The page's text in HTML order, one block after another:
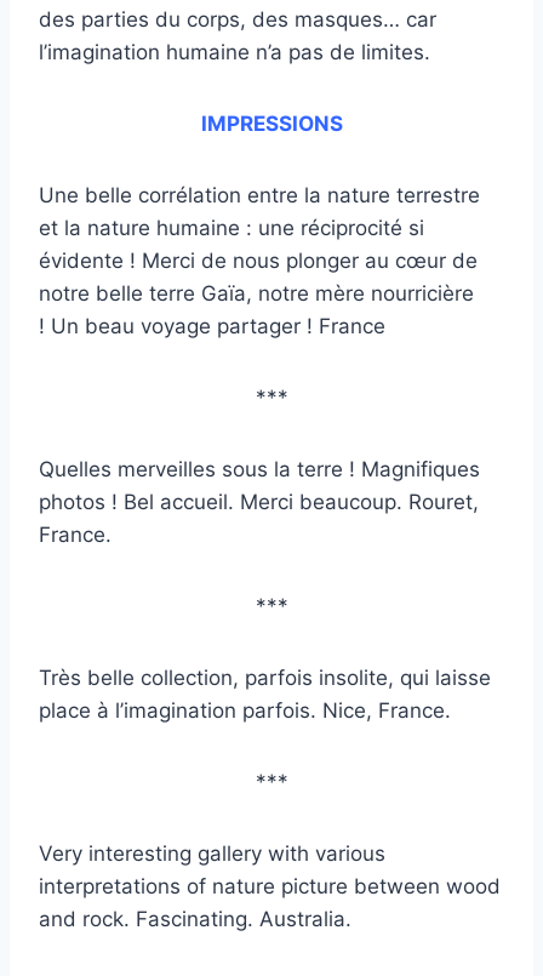
des parties du corps, des masques… car
l’imagination humaine n’a pas de limites.
IMPRESSIONS
Une belle corrélation entre la nature terrestre
et la nature humaine : une réciprocité si
évidente ! Merci de nous plonger au cœur de
notre belle terre Gaïa, notre mère nourricière
! Un beau voyage partager ! France
***
Quelles merveilles sous la terre ! Magnifiques
photos ! Bel accueil. Merci beaucoup. Rouret,
France.
***
Très belle collection, parfois insolite, qui laisse
place à l’imagination parfois. Nice, France.
***
Very interesting gallery with various
interpretations of nature picture between wood
and rock. Fascinating. Australia.